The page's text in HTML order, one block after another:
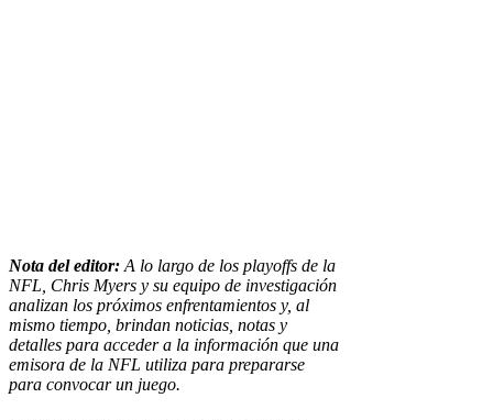
Nota del editor: A lo largo de los playoffs de la
NFL, Chris Myers y su equipo de investigación
analizan los próximos enfrentamientos y, al
mismo tiempo, brindan noticias, notas y
detalles para acceder a la información que una
emisora ​​de la NFL utiliza para prepararse
para convocar un juego.